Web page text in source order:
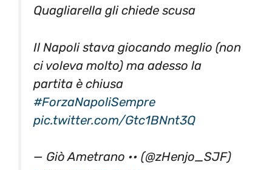
ci voleva molto) ma adesso la
partita è chiusa
#ForzaNapoliSempre
pic.twitter.com/Gtc1BNnt3Q
September 2, 2018